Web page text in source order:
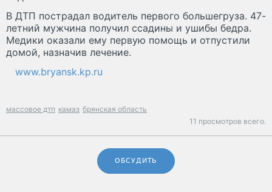
В ДТП пострадал водитель первого большегруза. 47-
летний мужчина получил ссадины и ушибы бедра.
Медики оказали ему первую помощь и отпустили
домой, назначив лечение.
www.bryansk.kp.ru
массовое дтп камаз брянская область
11 просмотров всего.
ОБСУДИТЬ